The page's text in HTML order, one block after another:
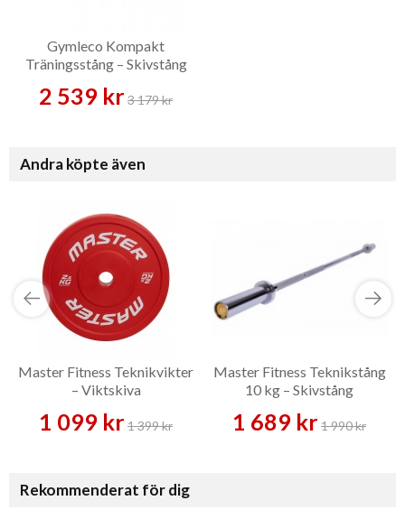
Gymleco Kompakt
Träningsstång – Skivstång
2 539 kr3 179 kr
Andra köpte även
Master Fitness Teknikvikter
– Viktskiva
1 099 kr1 399 kr
Master Fitness Teknikstång
10 kg – Skivstång
1 689 kr1 990 kr
Rekommenderat för dig